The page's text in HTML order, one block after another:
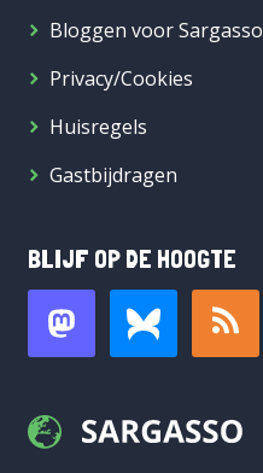
Bloggen voor Sargasso
Privacy/Cookies
Huisregels
Gastbijdragen
BLIJF OP DE HOOGTE